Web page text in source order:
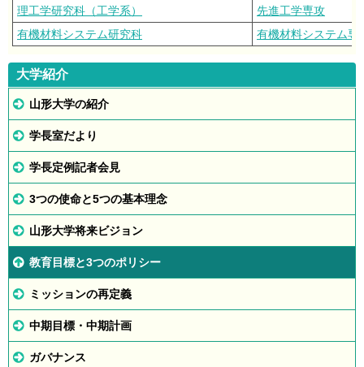
理工学研究科（工学系）
先進工学専攻
有機材料システム研究科
有機材料システム専
大学紹介
山形大学の紹介
学長室だより
学長定例記者会見
3つの使命と5つの基本理念
山形大学将来ビジョン
教育目標と3つのポリシー
ミッションの再定義
中期目標・中期計画
ガバナンス